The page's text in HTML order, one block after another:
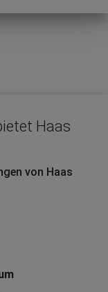
Haas
von Haas